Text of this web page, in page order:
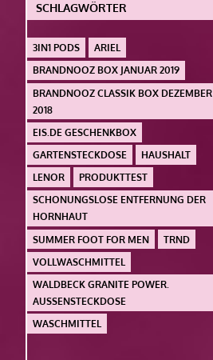
SCHLAGWÖRTER
3IN1 PODS
ARIEL
BRANDNOOZ BOX JANUAR 2019
BRANDNOOZ CLASSIK BOX DEZEMBER
2018
EIS.DE GESCHENKBOX
GARTENSTECKDOSE
HAUSHALT
LENOR
PRODUKTTEST
SCHONUNGSLOSE ENTFERNUNG DER
HORNHAUT
SUMMER FOOT FOR MEN
TRND
VOLLWASCHMITTEL
WALDBECK GRANITE POWER.
AUSSENSTECKDOSE
WASCHMITTEL